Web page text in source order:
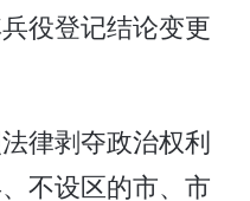
役登记结论变更
律剥夺政治权利
不设区的市、市